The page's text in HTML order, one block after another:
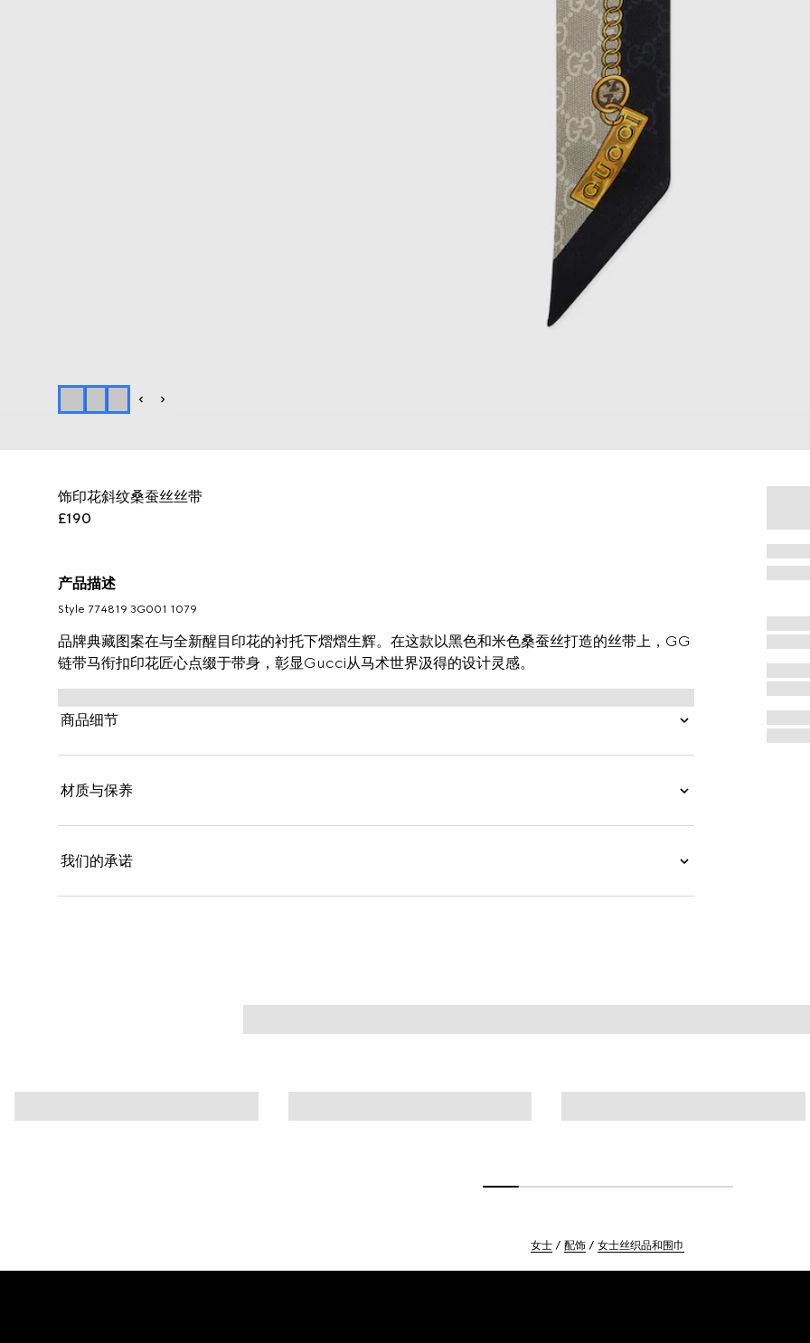
饰印花斜纹桑蚕丝丝带
£190
产品描述
Style ‎774819 3G001 1079
品牌典藏图案在与全新醒目印花的衬托下熠熠生辉。在这款以黑色和米色桑蚕丝打造的丝带上，GG
链带马衔扣印花匠心点缀于带身，彰显Gucci从马术世界汲得的设计灵感。
商品细节
材质与保养
我们的承诺
女士 配饰 女士丝织品和围巾